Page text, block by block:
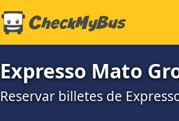
Expresso Mato
Reservar billetes de